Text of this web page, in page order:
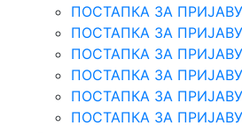
ПОСТАПКА ЗА
ПОСТАПКА ЗА
ПОСТАПКА ЗА
ПОСТАПКА ЗА
ПОСТАПКА ЗА
ПОСТАПКА ЗА